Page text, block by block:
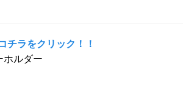
チラをクリック！！
ホルダー